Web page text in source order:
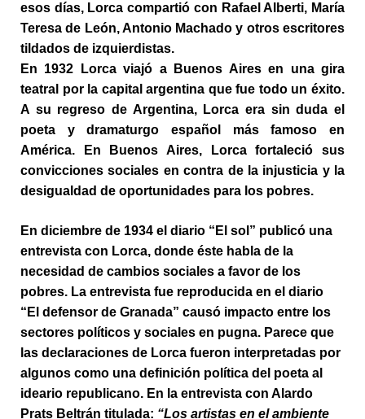
esos días, Lorca compartió con Rafael Alberti, María
Teresa de León, Antonio Machado y otros escritores
tildados de izquierdistas.
En 1932 Lorca viajó a Buenos Aires en una gira
teatral por la capital argentina que fue todo un éxito.
A su regreso de Argentina, Lorca era sin duda el
poeta y dramaturgo español más famoso en
América. En Buenos Aires, Lorca fortaleció sus
convicciones sociales en contra de la injusticia y la
desigualdad de oportunidades para los pobres.
En diciembre de 1934 el diario “El sol” publicó una
entrevista con Lorca, donde éste habla de la
necesidad de cambios sociales a favor de los
pobres. La entrevista fue reproducida en el diario
“El defensor de Granada” causó impacto entre los
sectores políticos y sociales en pugna. Parece que
las declaraciones de Lorca fueron interpretadas por
algunos como una definición política del poeta al
ideario republicano. En la entrevista con Alardo
Prats Beltrán titulada: “Los artistas en el ambiente